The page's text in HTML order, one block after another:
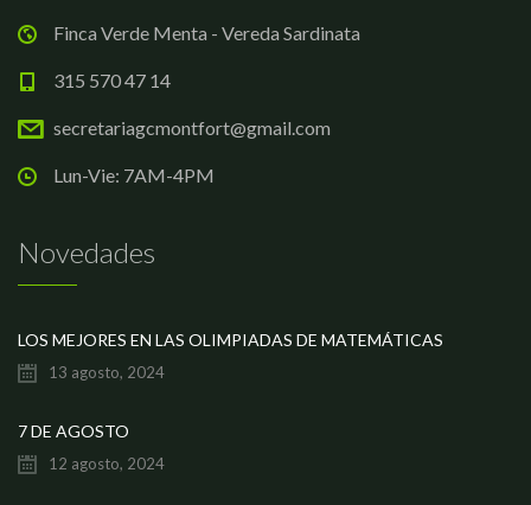
Finca Verde Menta - Vereda Sardinata
315 570 47 14
secretariagcmontfort@gmail.com
Lun-Vie: 7AM-4PM
Novedades
LOS MEJORES EN LAS OLIMPIADAS DE MATEMÁTICAS
13 agosto, 2024
7 DE AGOSTO
12 agosto, 2024